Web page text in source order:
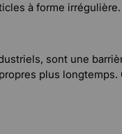
à forme irrégulière.
sont une
plus